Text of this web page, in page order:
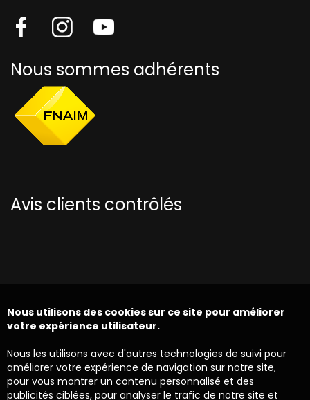
Nous sommes adhérents
Avis clients contrôlés
Nous utilisons des cookies sur ce site pour améliorer
votre expérience utilisateur.
Nous les utilisons avec d'autres technologies de suivi pour
améliorer votre expérience de navigation sur notre site,
pour vous montrer un contenu personnalisé et des
publicités ciblées, pour analyser le trafic de notre site et